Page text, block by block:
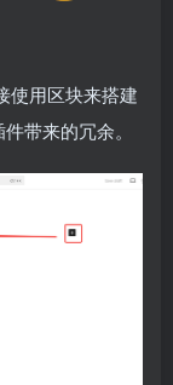
使用区块来搭建
带来的冗余。